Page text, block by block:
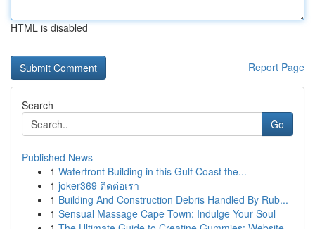
HTML is disabled
Report Page
Search
Go
Published News
1 Waterfront Building in this Gulf Coast the...
1 joker369 ติดต่อเรา
1 Building And Construction Debris Handled By Rub...
1 Sensual Massage Cape Town: Indulge Your Soul